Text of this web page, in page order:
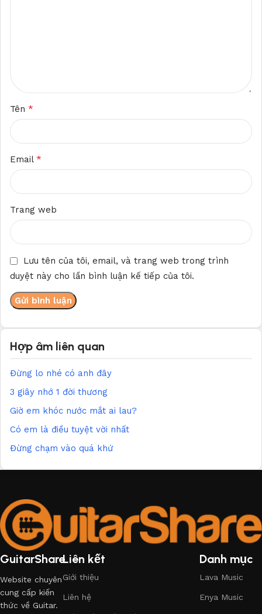
Tên *
Email *
Trang web
Lưu tên của tôi, email, và trang web trong trình
duyệt này cho lần bình luận kế tiếp của tôi.
Hợp âm liên quan
Đừng lo nhé có anh đây
3 giây nhớ 1 đời thương
Giờ em khóc nước mắt ai lau?
Có em là điều tuyệt vời nhất
Đừng chạm vào quá khứ
GuitarShare
Website chuyên
cung cấp kiến
thức về Guitar.
Liên kết
Giới thiệu
Liên hệ
Danh mục
Lava Music
Enya Music